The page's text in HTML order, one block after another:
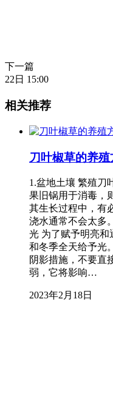
下一篇
22日 15:00
相关推荐
刀叶椒草的养殖
1.盆地土壤 繁殖刀
果旧锅用于消毒，
其生长过程中，有
浇水通常不会太多
光 为了赋予明亮和
和冬季全天给予光
阴影措施，不要直
弱，它将影响…
2023年2月18日